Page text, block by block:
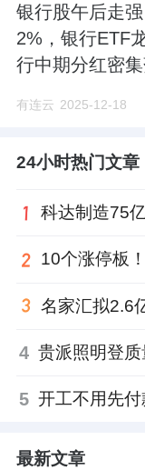
银行股午后走
2%，银行ETF
行中期分红密
有连云 2025-12-18
24小时热门文章
4
5
最新文章